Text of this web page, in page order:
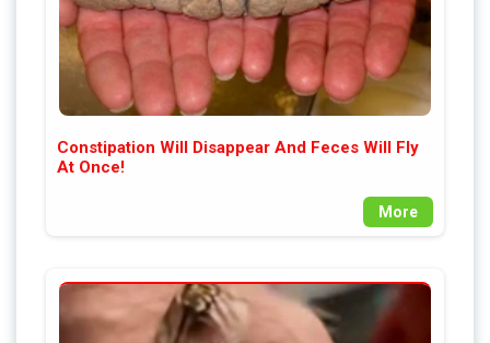
Constipation Will Disappear And Feces Will Fly
At Once!
More